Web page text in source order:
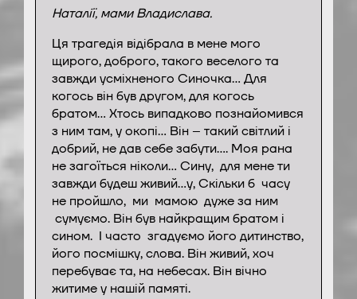
Наталії, мами Владислава.
Ця трагедія відібрала в мене мого
щирого, доброго, такого веселого та
завжди усміхненого Синочка… Для
когось він був другом, для когось
братом… Хтось випадково познайомився
з ним там, у окопі… Він – такий світлий і
добрий, не дав себе забути…. Моя рана
не загоїться ніколи… Сину, для мене ти
завжди будеш живий…у, Скільки б часу
не пройшло, ми мамою дуже за ним
сумуємо. Він був найкращим братом і
сином. І часто згадуємо його дитинство,
його посмішку, слова. Він живий, хоч
перебуває та, на небесах. Він вічно
житиме у нашій памяті.